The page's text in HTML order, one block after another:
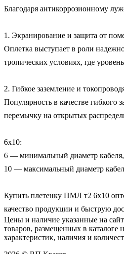
Благодаря антикоррозионному
1. Экранирование и защита от
Оплетка выступает в роли
тропических условиях, где
2. Гибкое заземление и
Популярность в качестве
перемычку на открытых
6х10:
6 — минимальный диаметр кабеля,
10 — максимальный диаметр
Купить плетенку ПМЛ т2 6х10
качество продукции и быструю
Цены и наличие указанные на
товаров, размещенных в каталоге
характеристик, наличия и